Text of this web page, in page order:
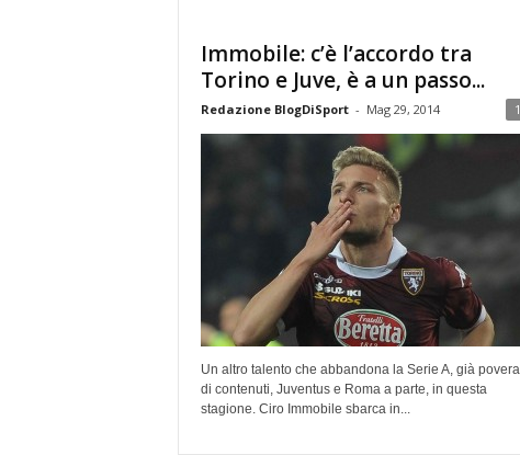
Immobile: c’è l’accordo tra
Torino e Juve, è a un passo...
Redazione BlogDiSport - Mag 29, 2014 1
Un altro talento che abbandona la Serie A, già povera
di contenuti, Juventus e Roma a parte, in questa
stagione. Ciro Immobile sbarca in...